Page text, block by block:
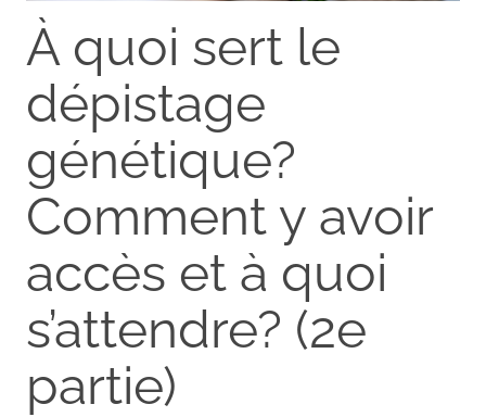
À quoi sert le
dépistage
génétique?
Comment y avoir
accès et à quoi
s’attendre? (2e
partie)